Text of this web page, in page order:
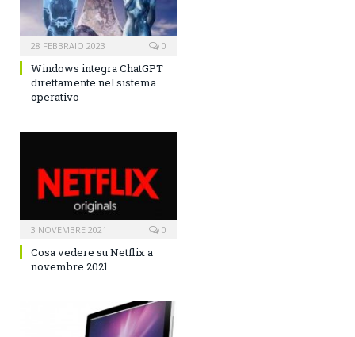
28 FEBBRAIO 2023 0
Windows integra ChatGPT
direttamente nel sistema
operativo
3 NOVEMBRE 2021 0
Cosa vedere su Netflix a
novembre 2021